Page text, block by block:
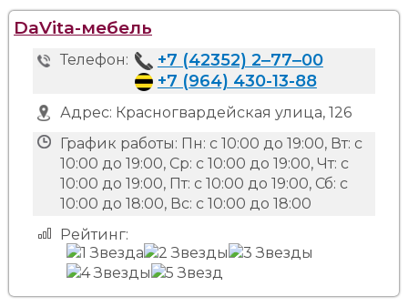
DaVita-мебель
Телефон:
+7 (42352) 2‒77‒00
+7 (964) 430-13-88
Адрес: Красногвардейская улица, 126
График работы: Пн: с 10:00 до 19:00, Вт: с
10:00 до 19:00, Ср: с 10:00 до 19:00, Чт: с
10:00 до 19:00, Пт: с 10:00 до 19:00, Сб: с
10:00 до 18:00, Вс: с 10:00 до 18:00
Рейтинг: